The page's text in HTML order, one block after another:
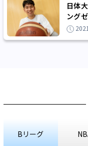
日体
ング
の2位
Bリーグ